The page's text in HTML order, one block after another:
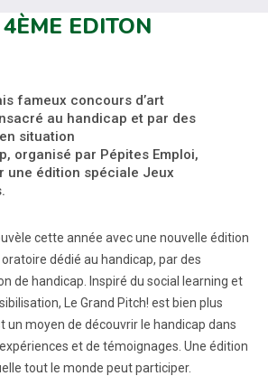
EDITON
fameux concours d’art
au handicap et par des
situation
organisé par Pépites Emploi,
une édition spéciale Jeux
cette année avec une nouvelle édition
dédié au handicap, par des
de handicap. Inspiré du social learning et
Le Grand Pitch! est bien plus
un moyen de découvrir le handicap dans
et de témoignages. Une édition
tout le monde peut participer.